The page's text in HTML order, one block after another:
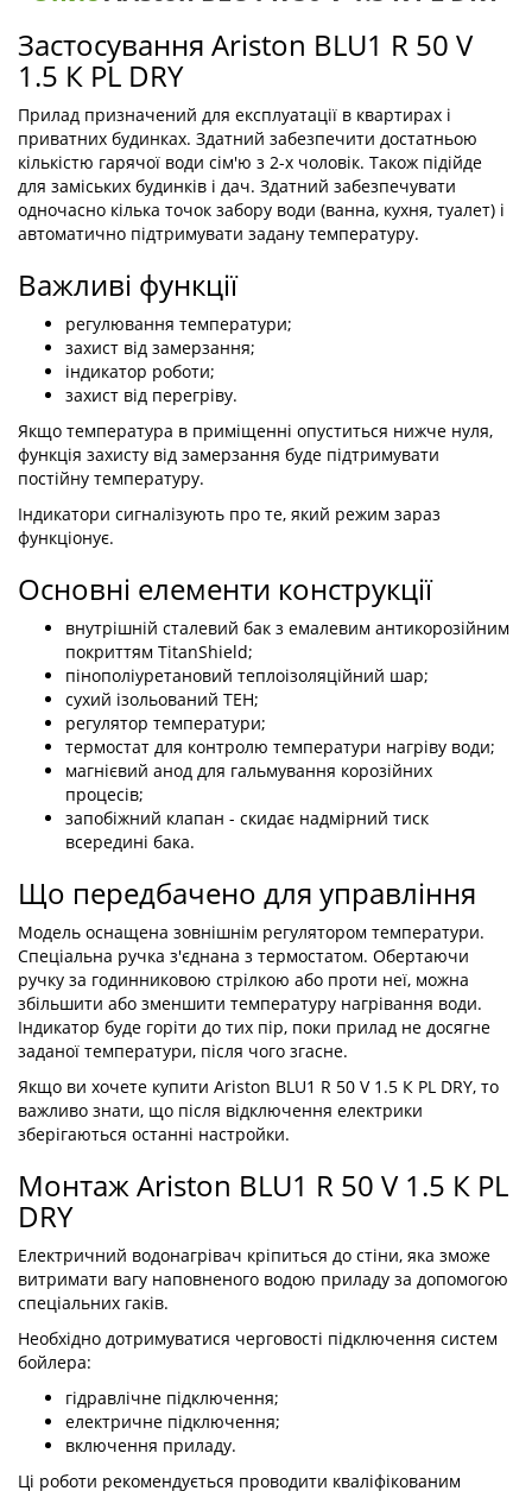
Застосування Ariston BLU1 R 50 V
1.5 К PL DRY
Прилад призначений для експлуатації в квартирах і приватних
будинках. Здатний забезпечити достатньою кількістю гарячої
води сім'ю з 2-х чоловік. Також підійде для заміських будинків і
дач. Здатний забезпечувати одночасно кілька точок забору
води (ванна, кухня, туалет) і автоматично підтримувати задану
температуру.
Важливі функції
регулювання температури;
захист від замерзання;
індикатор роботи;
захист від перегріву.
Якщо температура в приміщенні опуститься нижче нуля,
функція захисту від замерзання буде підтримувати постійну
температуру.
Індикатори сигналізують про те, який режим зараз функціонує.
внутрішній сталевий бак з емалевим антикорозійним
покриттям TitanShield;
пінополіуретановий теплоізоляційний шар;
сухий ізольований ТЕН;
регулятор температури;
термостат для контролю температури нагріву води;
магнієвий анод для гальмування корозійних процесів;
запобіжний клапан - скидає надмірний тиск всередині
бака.
Що передбачено для управління
Модель оснащена зовнішнім регулятором температури.
Спеціальна ручка з'єднана з термостатом. Обертаючи ручку за
годинниковою стрілкою або проти неї, можна збільшити або
зменшити температуру нагрівання води. Індикатор буде горіти
до тих пір, поки прилад не досягне заданої температури, після
чого згасне.
Якщо ви хочете купити Ariston BLU1 R 50 V 1.5 К PL DRY, то
важливо знати, що після відключення електрики зберігаються
останні настройки.
Монтаж Ariston BLU1 R 50 V 1.5 К PL
DRY
Електричний водонагрівач кріпиться до стіни, яка зможе
витримати вагу наповненого водою приладу за допомогою
спеціальних гаків.
Необхідно дотримуватися черговості підключення систем
бойлера:
гідравлічне підключення;
електричне підключення;
включення приладу.
Ці роботи рекомендується проводити кваліфікованим
фахівцям.